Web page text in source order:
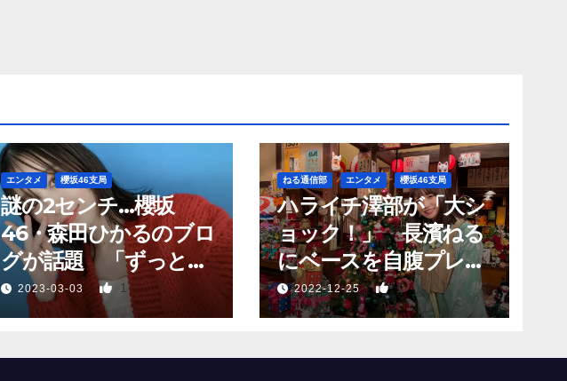
エンタメ 櫻坂46支局
謎の2センチ…櫻坂
46・森田ひかるのブロ
グが話題 「ずっと願
っていた、あれか？」
2023-03-03 1
ねる通信部 エンタメ 櫻坂46支局
ハライチ澤部が「大シ
ョック！」 長濱ねる
にベースを自腹プレゼ
ントするも…
2022-12-25 1